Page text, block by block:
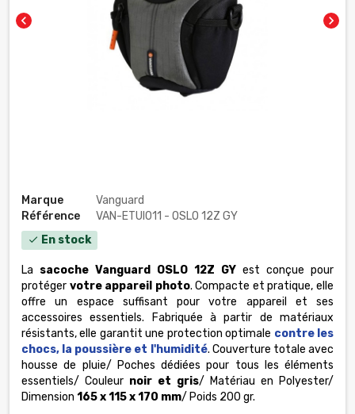
chevron_left chevron_right
Marque
Vanguard
Référence
VAN-ETUI011 - OSLO 12Z GY
check En stock
La sacoche Vanguard OSLO 12Z GY est conçue pour
protéger votre appareil photo. Compacte et pratique, elle
offre un espace suffisant pour votre appareil et ses
accessoires essentiels. Fabriquée à partir de matériaux
résistants, elle garantit une protection optimale contre les
chocs, la poussière et l'humidité. Couverture totale avec
housse de pluie/ Poches dédiées pour tous les éléments
essentiels/ Couleur noir et gris/ Matériau en Polyester/
Dimension 165x 115 x 170 mm/ Poids 200 gr.